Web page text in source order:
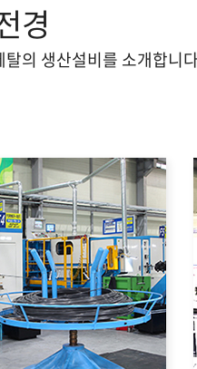
경
의 생산설비를 소개합니